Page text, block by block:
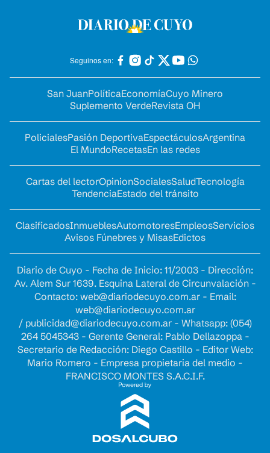
Seguinos en:
San JuanPolíticaEconomíaCuyo Minero
Suplemento VerdeRevista OH
PolicialesPasión DeportivaEspectáculosArgentina
El MundoRecetasEn las redes
Cartas del lectorOpinionSocialesSaludTecnología
TendenciaEstado del tránsito
ClasificadosInmueblesAutomotoresEmpleosServicios
Avisos Fúnebres y MisasEdictos
Diario de Cuyo - Fecha de Inicio: 11/2003 - Dirección:
Av. Alem Sur 1639. Esquina Lateral de Circunvalación -
Contacto: web@diariodecuyo.com.ar- Email:
web@diariodecuyo.com.ar
/ publicidad@diariodecuyo.com.ar- Whatsapp: (054)
264 5045343 - Gerente General: Pablo Dellazoppa -
Secretario de Redacción: Diego Castillo - Editor Web:
Mario Romero - Empresa propietaria del medio -
FRANCISCO MONTES S.A.C.I.F.